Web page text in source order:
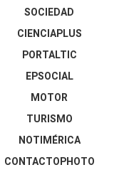
SOCIEDAD
CIENCIAPLUS
PORTALTIC
EPSOCIAL
MOTOR
TURISMO
NOTIMÉRICA
CONTACTOPHOTO